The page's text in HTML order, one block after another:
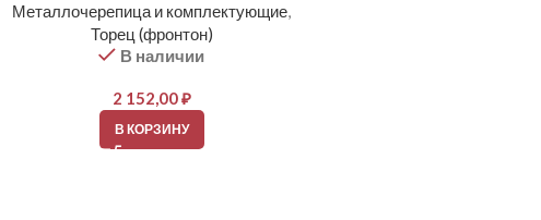
Металлочерепица и комплектующие,
Торец (фронтон)
В наличии
2 152,00₽
В КОРЗИНУ